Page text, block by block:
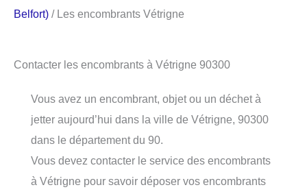
Belfort) / Les encombrants Vétrigne
Contacter les encombrants à Vétrigne 90300
Vous avez un encombrant, objet ou un déchet à
jetter aujourd’hui dans la ville de Vétrigne, 90300
dans le département du 90.
Vous devez contacter le service des encombrants
à Vétrigne pour savoir déposer vos encombrants